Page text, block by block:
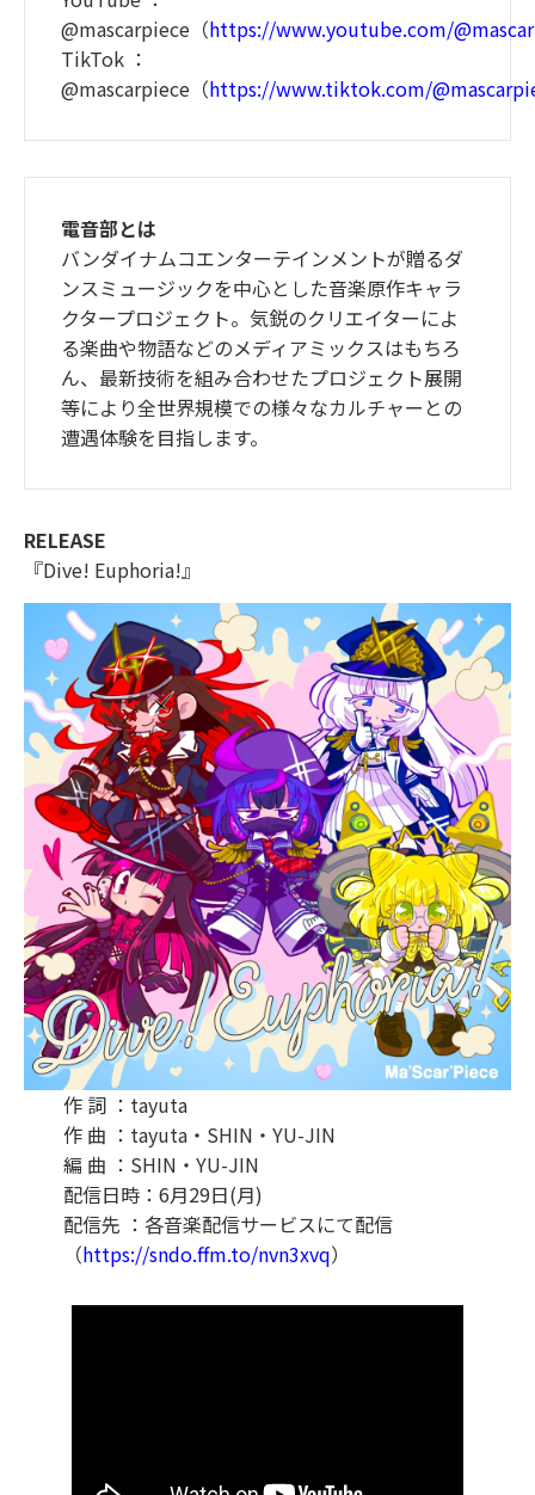
@mascarpiece（https://www.youtube.com/
TikTok ：
@mascarpiece（https://www.tiktok.com/
電音部とは
バンダイナムコエンターテインメントが贈るダ
ンスミュージックを中心とした音楽原作キャラ
クタープロジェクト。気鋭のクリエイターによ
る楽曲や物語などのメディアミックスはもちろ
ん、最新技術を組み合わせたプロジェクト展開
等により全世界規模での様々なカルチャーとの
遭遇体験を目指します。
RELEASE
『Dive! Euphoria!』
作 詞 ：tayuta
作 曲 ：tayuta・SHIN・YU-JIN
編 曲 ：SHIN・YU-JIN
配信日時：6月29日(月)
配信先 ：各音楽配信サービスにて配信
（https://sndo.ffm.to/nvn3xvq）